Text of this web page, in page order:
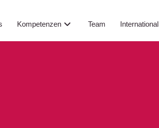
Kompetenzen Team International